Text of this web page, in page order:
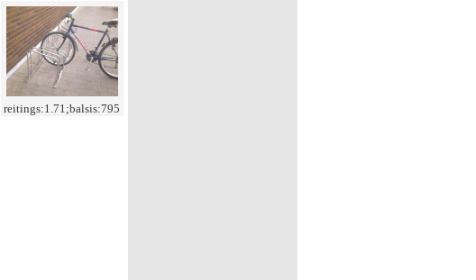
reitings:1.71;balsis:795